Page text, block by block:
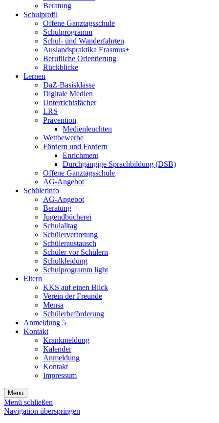
Beratung
Schulprofil
Offene Ganztagsschule
Schulprogramm
Schul- und Wanderfahrten
Auslandspraktika Erasmus+
Berufliche Orientierung
Rückblicke
Lernen
DaZ-Basisklasse
Digitale Medien
Unterrichtsfächer
LRS
Prävention
Medienleuchten
Wettbewerbe
Fördern und Fordern
Enrichment
Durchgängige Sprachbildung (DSB)
Offene Ganztagsschule
AG-Angebot
Schülerinfo
AG-Angebot
Beratung
Jugendbücherei
Schulalltag
Schülervertretung
Schüleraustausch
Schüler vor Schülern
Schulkleidung
Schulprogramm light
Eltern
KKS auf einen Blick
Verein der Freunde
Mensa
Schülerbeförderung
Anmeldung 5
Kontakt
Krankmeldung
Kalender
Anmeldung
Kontakt
Impressum
Menü
Menü schließen
Navigation überspringen